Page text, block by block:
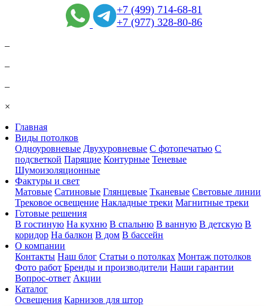
+7 (499) 714-68-81
+7 (977) 328-80-86
–
–
–
×
Главная
Виды потолков
Одноуровневые Двухуровневые С фотопечатью С
подсветкой Парящие Контурные Теневые
Шумоизоляционные
Фактуры и свет
Матовые Сатиновые Глянцевые Тканевые Световые линии
Трековое освещение Накладные треки Магнитные треки
Готовые решения
В гостиную На кухню В спальню В ванную В детскую В
коридор На балкон В дом В бассейн
О компании
Контакты Наш блог Статьи о потолках Монтаж потолков
Фото работ Бренды и производители Наши гарантии
Вопрос-ответ Акции
Каталог
Освещения Карнизов для штор